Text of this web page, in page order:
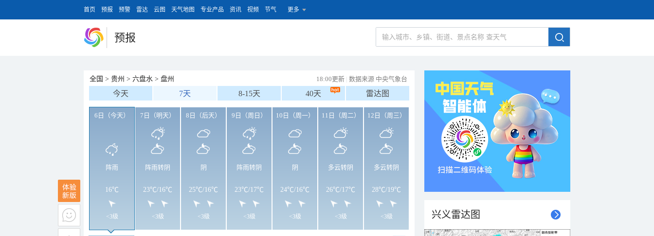
首页 预报 预警 雷达 云图 天气地图 专业产品 资讯 视频 节气 更多
预报
全国 > 贵州 > 六盘水 > 盘州 18:00更新 | 数据来源 中央气象台
今天 7天 8-15天 40天 雷达图
6日（今天）
阵雨
16℃
<3级
7日（明天）
阵雨转阴
23℃/16℃
<3级
8日（后天）
阴
25℃/16℃
<3级
9日（周日）
阵雨转阴
23℃/17℃
<3级
10日（周一）
阴
24℃/16℃
<3级
11日（周二）
多云转阴
26℃/17℃
<3级
12日（周三）
多云转阴
28℃/19℃
<3级 兴义雷达图